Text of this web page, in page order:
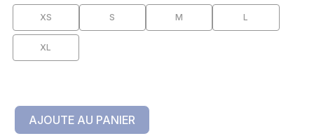
XS S M L
XL
AJOUTE AU PANIER